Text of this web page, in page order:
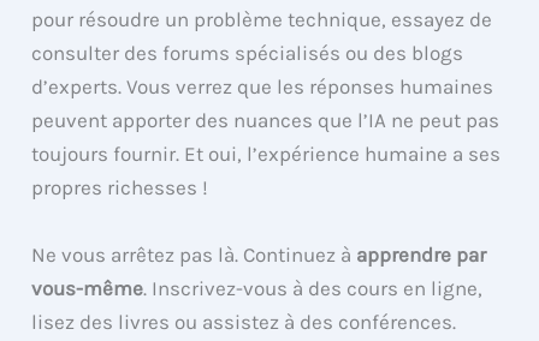
pour résoudre un problème technique, essayez de
consulter des forums spécialisés ou des blogs
d’experts. Vous verrez que les réponses humaines
peuvent apporter des nuances que l’IA ne peut pas
toujours fournir. Et oui, l’expérience humaine a ses
propres richesses !
Ne vous arrêtez pas là. Continuez à apprendre par
vous-même. Inscrivez-vous à des cours en ligne,
lisez des livres ou assistez à des conférences.